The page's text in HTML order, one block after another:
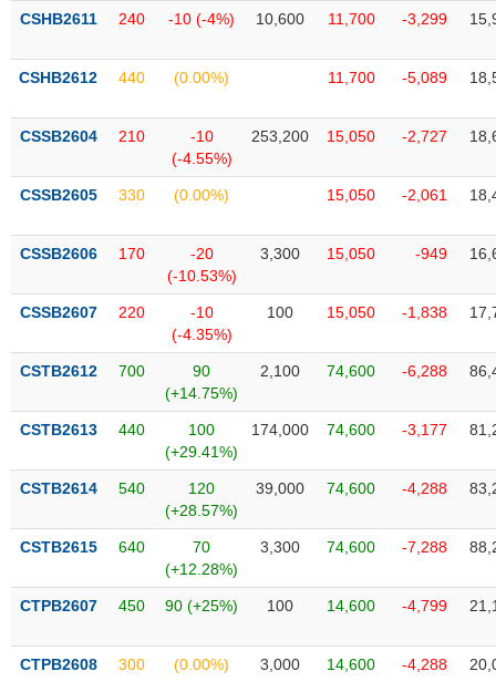
CSHB2611 240 -10 (-4%) 10,600 11,700 -3,299
CSHB2612 440 (0.00%) 11,700 -5,089
CSSB2604 210
-10
(-4.55%)
253,200 15,050 -2,727
CSSB2605 330 (0.00%) 15,050 -2,061
CSSB2606 170
-20
(-10.53%)
3,300 15,050 -949
CSSB2607 220
-10
(-4.35%)
100 15,050 -1,838
CSTB2612 700
90
(+14.75%)
2,100 74,600 -6,288
CSTB2613 440
100
(+29.41%)
174,000 74,600 -3,177
CSTB2614 540
120
(+28.57%)
39,000 74,600 -4,288
CSTB2615 640
70
(+12.28%)
3,300 74,600 -7,288
CTPB2607 450 90 (+25%) 100 14,600 -4,799
CTPB2608 300 (0.00%) 3,000 14,600 -4,288
VỤ
THÔNG
TIỆN
ÍCH
BẤT
SẢN
Mã
chứng
(-)
Cổ phiếu Chỉ số
đạo
(-)